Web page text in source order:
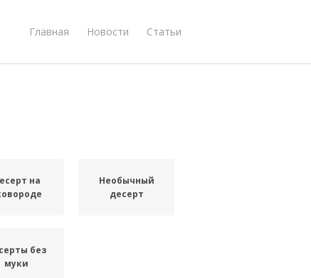
Главная Новости Статьи
на
Необычный
десерт
без
муки